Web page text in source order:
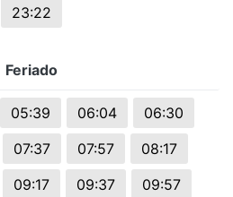
23:22
Feriado
05:39 06:04
06:30
07:37 07:57
08:17
09:17 09:37
09:57